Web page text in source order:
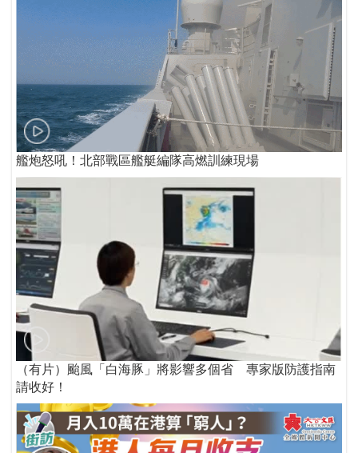
艦炮怒吼！北部戰區艦艇編隊高燃訓練現場
（有片）颱風「白海豚」將影響多個省 專家版防護指南
請收好！